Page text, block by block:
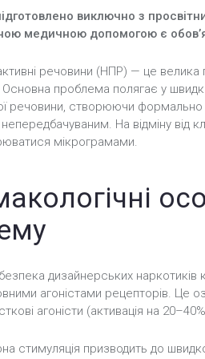
виключно з
медичною допомогою є
речовини (НПР) — це велика
проблема полягає у
речовини, створюючи формально
На відміну від
мікрограмами.
дизайнерських наркотиків
агоністами рецепторів. Це
агоністи (активація на
стимуляція призводить до